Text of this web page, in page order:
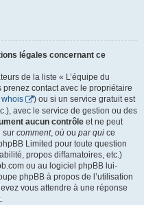
légales concernant ce
de la liste « L’équipe du
contact avec le propriétaire
) ou si un service gratuit est
avec le service de gestion ou des
aucun contrôle et ne peut
sur comment, où ou par qui ce
Limited pour toute question
propos diffamatoires, etc.)
ou au logiciel phpBB lui-
phpBB à propos de l’utilisation
vous attendre à une réponse